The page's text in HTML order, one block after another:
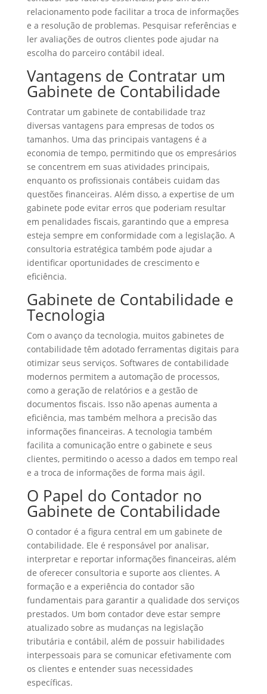
relacionamento pode facilitar a troca de informações
e a resolução de problemas. Pesquisar referências e
ler avaliações de outros clientes pode ajudar na
escolha do parceiro contábil ideal.
Vantagens de Contratar um
Gabinete de Contabilidade
Contratar um gabinete de contabilidade traz
diversas vantagens para empresas de todos os
tamanhos. Uma das principais vantagens é a
economia de tempo, permitindo que os empresários
se concentrem em suas atividades principais,
enquanto os profissionais contábeis cuidam das
questões financeiras. Além disso, a expertise de um
gabinete pode evitar erros que poderiam resultar
em penalidades fiscais, garantindo que a empresa
esteja sempre em conformidade com a legislação. A
consultoria estratégica também pode ajudar a
identificar oportunidades de crescimento e
eficiência.
Gabinete de Contabilidade e
Tecnologia
Com o avanço da tecnologia, muitos gabinetes de
contabilidade têm adotado ferramentas digitais para
otimizar seus serviços. Softwares de contabilidade
modernos permitem a automação de processos,
como a geração de relatórios e a gestão de
documentos fiscais. Isso não apenas aumenta a
eficiência, mas também melhora a precisão das
informações financeiras. A tecnologia também
facilita a comunicação entre o gabinete e seus
clientes, permitindo o acesso a dados em tempo real
e a troca de informações de forma mais ágil.
O Papel do Contador no
Gabinete de Contabilidade
O contador é a figura central em um gabinete de
contabilidade. Ele é responsável por analisar,
interpretar e reportar informações financeiras, além
de oferecer consultoria e suporte aos clientes. A
formação e a experiência do contador são
fundamentais para garantir a qualidade dos serviços
prestados. Um bom contador deve estar sempre
atualizado sobre as mudanças na legislação
tributária e contábil, além de possuir habilidades
interpessoais para se comunicar efetivamente com
os clientes e entender suas necessidades
específicas.